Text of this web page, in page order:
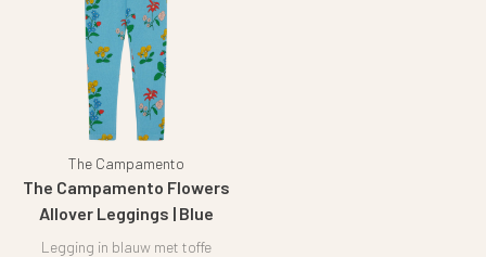
The Campamento
The Campamento Flowers
Allover Leggings | Blue
Legging in blauw met toffe